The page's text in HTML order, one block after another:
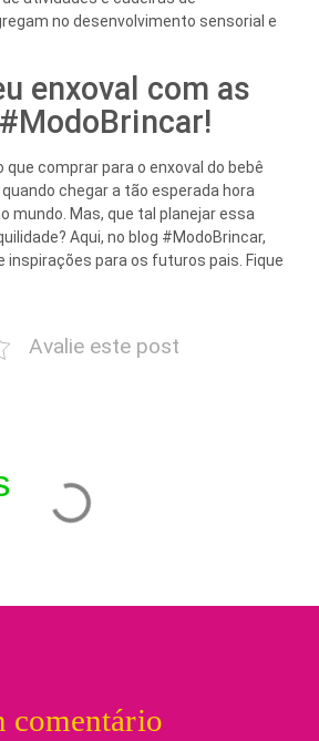
no desenvolvimento sensorial e
enxoval com as
que comprar para o enxoval do bebê
chegar a tão esperada hora
mundo. Mas, que tal planejar essa
Aqui, no blog #ModoBrincar,
inspirações para os futuros pais. Fique
Avalie este post
comentário